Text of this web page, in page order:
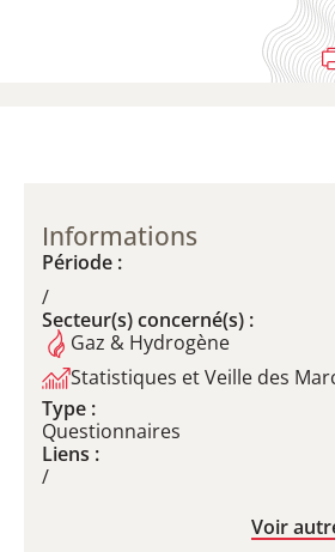
Informations
Période :
/
Secteur(s) concerné(s) :
Gaz & Hydrogène
Statistiques et Veille des
Type :
Questionnaires
Liens :
/
Voir